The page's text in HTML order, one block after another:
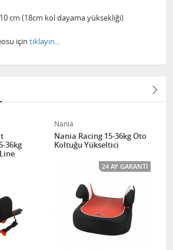
cm (18cm kol dayama yüksekliği)
için tıklayın...
36kg
Nania
Nania Racing 15-36kg Oto
Koltuğu Yükseltici
24 AY GARANTI